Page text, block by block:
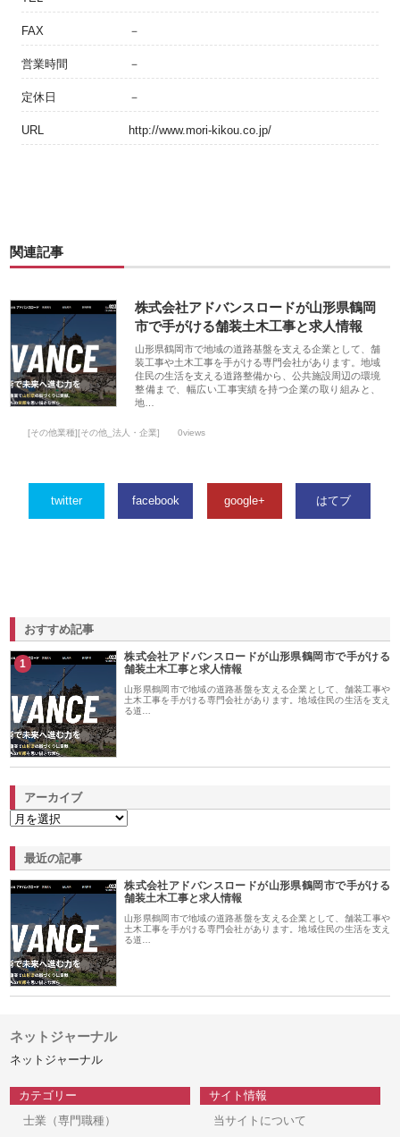
FAX －
営業時間 －
定休日 －
URL http://www.mori-kikou.co.jp/
関連記事
株式会社アドバンスロードが山形県鶴岡
市で手がける舗装土木工事と求人情報
山形県鶴岡市で地域の道路基盤を支える企業として、舗
装工事や土木工事を手がける専門会社があります。地域
住民の生活を支える道路整備から、公共施設周辺の環境
整備まで、幅広い工事実績を持つ企業の取り組みと、
地…
[その他業種][その他_法人・企業] 0views
twitter facebook google+ はてブ
おすすめ記事
1
株式会社アドバンスロードが山形県鶴岡市で手がける
舗装土木工事と求人情報
山形県鶴岡市で地域の道路基盤を支える企業として、舗装工事や
土木工事を手がける専門会社があります。地域住民の生活を支え
る道…
アーカイブ
最近の記事
株式会社アドバンスロードが山形県鶴岡市で手がける
舗装土木工事と求人情報
山形県鶴岡市で地域の道路基盤を支える企業として、舗装工事や
土木工事を手がける専門会社があります。地域住民の生活を支え
る道…
ネットジャーナル
ネットジャーナル
カテゴリー
士業（専門職種）
サイト情報
当サイトについて